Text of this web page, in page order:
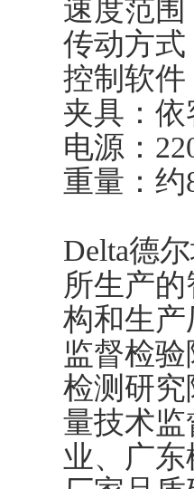
速度范围
传动方
控制软件
夹具：
电源：
重量：约
Delta德
所生产
构和生
监督检
检测研
量技术
业、广